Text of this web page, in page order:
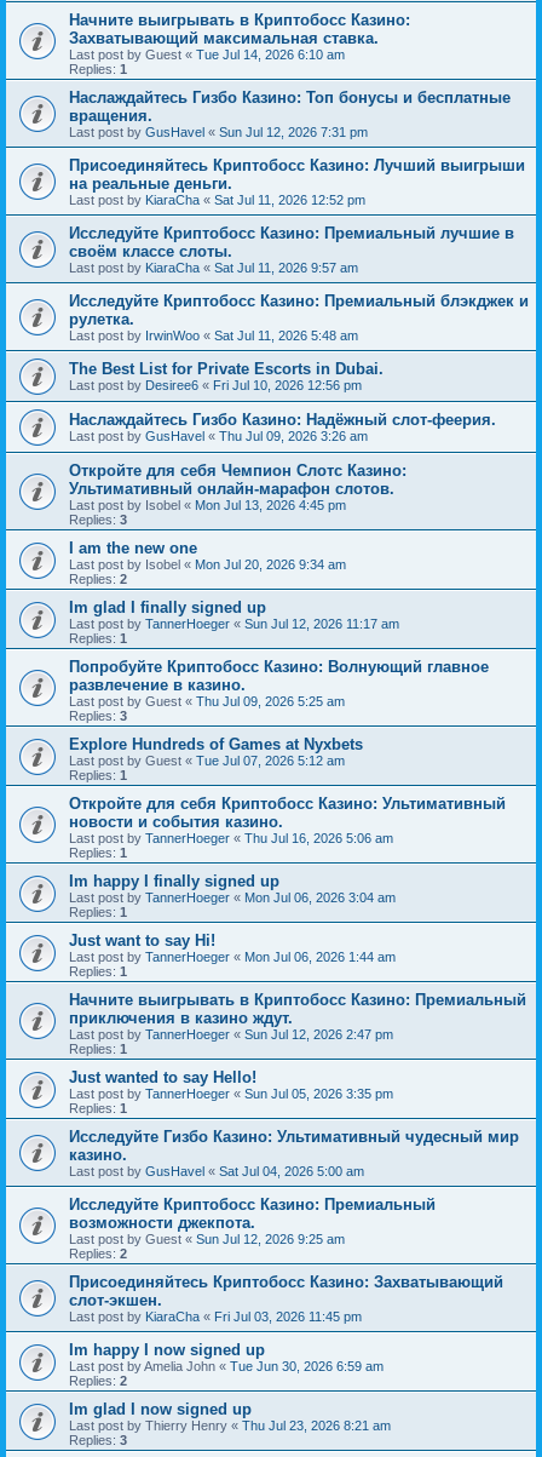
Начните выигрывать в Криптобосс Казино:
Захватывающий максимальная ставка.
Last post by Guest « Tue Jul 14, 2026 6:10 am
Replies: 1
Наслаждайтесь Гизбо Казино: Топ бонусы и бесплатные
вращения.
Last post by GusHavel « Sun Jul 12, 2026 7:31 pm
Присоединяйтесь Криптобосс Казино: Лучший выигрыши
на реальные деньги.
Last post by KiaraCha « Sat Jul 11, 2026 12:52 pm
Исследуйте Криптобосс Казино: Премиальный лучшие в
своём классе слоты.
Last post by KiaraCha « Sat Jul 11, 2026 9:57 am
Исследуйте Криптобосс Казино: Премиальный блэкджек и
рулетка.
Last post by IrwinWoo « Sat Jul 11, 2026 5:48 am
The Best List for Private Escorts in Dubai.
Last post by Desiree6 « Fri Jul 10, 2026 12:56 pm
Наслаждайтесь Гизбо Казино: Надёжный слот-феерия.
Last post by GusHavel « Thu Jul 09, 2026 3:26 am
Откройте для себя Чемпион Слотс Казино:
Ультимативный онлайн-марафон слотов.
Last post by Isobel « Mon Jul 13, 2026 4:45 pm
Replies: 3
I am the new one
Last post by Isobel « Mon Jul 20, 2026 9:34 am
Replies: 2
Im glad I finally signed up
Last post by TannerHoeger « Sun Jul 12, 2026 11:17 am
Replies: 1
Попробуйте Криптобосс Казино: Волнующий главное
развлечение в казино.
Last post by Guest « Thu Jul 09, 2026 5:25 am
Replies: 3
Explore Hundreds of Games at Nyxbets
Last post by Guest « Tue Jul 07, 2026 5:12 am
Replies: 1
Откройте для себя Криптобосс Казино: Ультимативный
новости и события казино.
Last post by TannerHoeger « Thu Jul 16, 2026 5:06 am
Replies: 1
Im happy I finally signed up
Last post by TannerHoeger « Mon Jul 06, 2026 3:04 am
Replies: 1
Just want to say Hi!
Last post by TannerHoeger « Mon Jul 06, 2026 1:44 am
Replies: 1
Начните выигрывать в Криптобосс Казино: Премиальный
приключения в казино ждут.
Last post by TannerHoeger « Sun Jul 12, 2026 2:47 pm
Replies: 1
Just wanted to say Hello!
Last post by TannerHoeger « Sun Jul 05, 2026 3:35 pm
Replies: 1
Исследуйте Гизбо Казино: Ультимативный чудесный мир
казино.
Last post by GusHavel « Sat Jul 04, 2026 5:00 am
Исследуйте Криптобосс Казино: Премиальный
возможности джекпота.
Last post by Guest « Sun Jul 12, 2026 9:25 am
Replies: 2
Присоединяйтесь Криптобосс Казино: Захватывающий
слот-экшен.
Last post by KiaraCha « Fri Jul 03, 2026 11:45 pm
Im happy I now signed up
Last post byAmelia John « Tue Jun 30, 2026 6:59 am
Replies: 2
Im glad I now signed up
Last post by Thierry Henry « Thu Jul 23, 2026 8:21 am
Replies: 3